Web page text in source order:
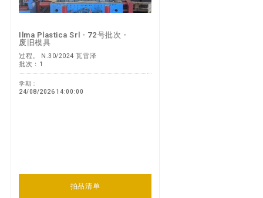
Ilma Plastica Srl - 72号批次 -
废旧模具
过程。 N.30/2024 瓦雷泽
批次：1
学期：
24/08/2026 14:00:00
拍品清单